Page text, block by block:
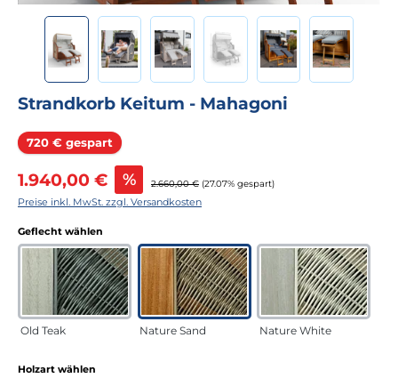
Strandkorb Keitum - Mahagoni
720 € gespart Rabatt
Verkaufspreis:
1.940,00 € % Regulärer Preis:
2.660,00 € (27.07% gespart)
Preise inkl. MwSt. zzgl. Versandkosten
Geflecht wählen
Old Teak Nature Sand Nature White
Holzart wählen